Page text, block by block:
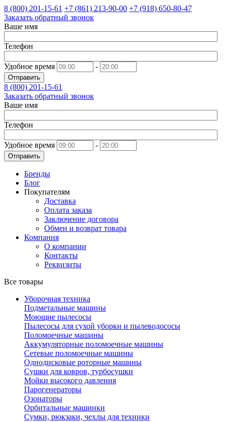
8 (800) 201-15-61 +7 (861) 213-90-00 +7 (918) 650-80-47
Заказать обратный звонок
Ваше имя
Телефон
Удобное время -
Отправить
8 (800) 201-15-61
Заказать обратный звонок
Ваше имя
Телефон
Удобное время -
Отправить
Бренды
Блог
Покупателям
Доставка
Оплата заказа
Заключение договора
Обмен и возврат товара
Компания
О компании
Контакты
Реквизиты
Все товары
Уборочная техника
Подметальные машины
Моющие пылесосы
Пылесосы для сухой уборки и пылеводососы
Поломоечные машины
Аккумуляторные поломоечные машины
Сетевые поломоечные машины
Однодисковые роторные машины
Сушки для ковров, турбосушки
Мойки высокого давления
Парогенераторы
Озонаторы
Орбитальные машинки
Сумки, рюкзаки, чехлы для техники